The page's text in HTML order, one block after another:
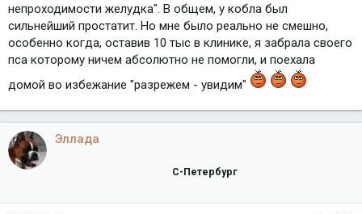
непроходимости желудка". В общем, у кобла был
сильнейший простатит. Но мне было реально не смешно,
особенно когда, оставив 10 тыс в клинике, я забрала своего
пса которому ничем абсолютно не помогли, и поехала
домой во избежание "разрежем - увидим"
Эллада
С-Петербург